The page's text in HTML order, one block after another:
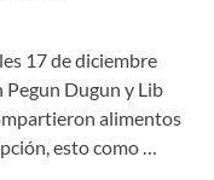
17 de diciembre
Pegun Dugun y Lib
alimentos
esto como …